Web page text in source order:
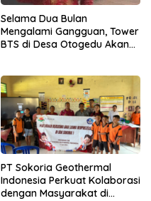
Selama Dua Bulan
Mengalami Gangguan, Tower
BTS di Desa Otogedu Akan
PT Sokoria Geothermal
Indonesia Perkuat Kolaborasi
dengan Masyarakat di